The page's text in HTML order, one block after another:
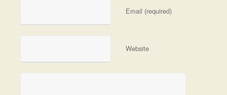
Email (required)
Website